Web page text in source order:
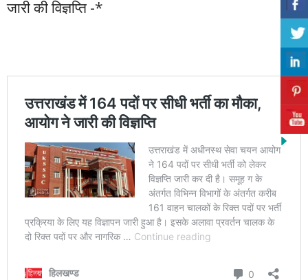
जारी की विज्ञप्ति -*